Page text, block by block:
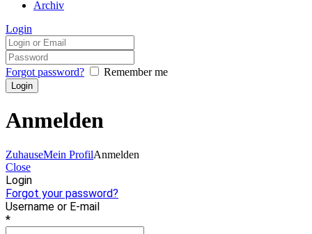
Archiv
Login
Forgot password? Remember me
Anmelden
ZuhauseMein ProfilAnmelden
Close
Login
Forgot your password?
Username or E-mail
*